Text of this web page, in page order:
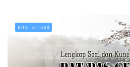
SOAL KELAS 8